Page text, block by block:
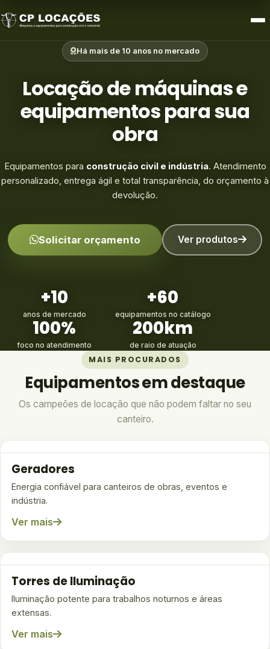
Limpeza e Zeladoria
Acessórios e Outros
Há mais de 10 anos no mercado
Locação de máquinas e
equipamentos para sua
obra
Equipamentos para construção civil e indústria. Atendimento
personalizado, entrega ágil e total transparência, do orçamento à
devolução.
Solicitar orçamento Ver produtos
+10
anos de mercado
+60
equipamentos no catálogo
100%
foco no atendimento
200km
de raio de atuação
MAIS PROCURADOS
Equipamentos em destaque
Os campeões de locação que não podem faltar no seu
canteiro.
Geradores
Energia confiável para canteiros de obras, eventos e
indústria.
Ver mais
Torres de Iluminação
Iluminação potente para trabalhos noturnos e áreas
extensas.
Ver mais